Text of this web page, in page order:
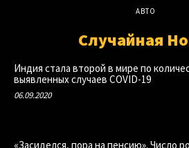
АВТО
Случайная
Индия стала второй в мире по
выявленных случаев COVID-19
06.09.2020
«Засиделся, пора на пенсию». Число